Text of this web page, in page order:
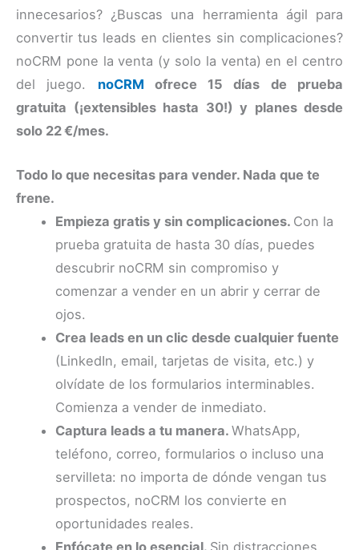
innecesarios? ¿Buscas una herramienta ágil para
convertir tus leads en clientes sin complicaciones?
noCRM pone la venta (y solo la venta) en el centro
del juego. noCRM ofrece 15 días de prueba
gratuita (¡extensibles hasta 30!) y planes desde
solo 22 €/mes.
Todo lo que necesitas para vender. Nada que te
frene.
Empieza gratis y sin complicaciones. Con la
prueba gratuita de hasta 30 días, puedes
descubrir noCRM sin compromiso y
comenzar a vender en un abrir y cerrar de
ojos.
Crea leads en un clic desde cualquier fuente
(LinkedIn, email, tarjetas de visita, etc.) y
olvídate de los formularios interminables.
Comienza a vender de inmediato.
Captura leads a tu manera.WhatsApp,
teléfono, correo, formularios o incluso una
servilleta: no importa de dónde vengan tus
prospectos, noCRM los convierte en
oportunidades reales.
Enfócate en lo esencial. Sin distracciones.